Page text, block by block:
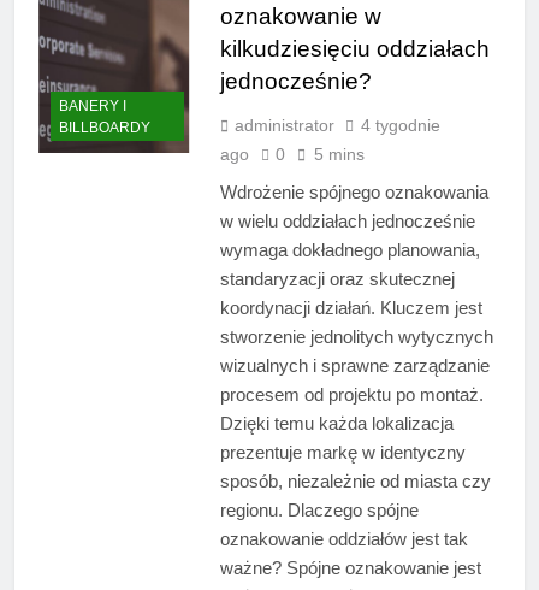
BANERY I
BILLBOARDY
oznakowanie w
kilkudziesięciu oddziałach
jednocześnie?
administrator
4 tygodnie
ago
0 5 mins
Wdrożenie spójnego oznakowania
w wielu oddziałach jednocześnie
wymaga dokładnego planowania,
standaryzacji oraz skutecznej
koordynacji działań. Kluczem jest
stworzenie jednolitych wytycznych
wizualnych i sprawne zarządzanie
procesem od projektu po montaż.
Dzięki temu każda lokalizacja
prezentuje markę w identyczny
sposób, niezależnie od miasta czy
regionu. Dlaczego spójne
oznakowanie oddziałów jest tak
ważne? Spójne oznakowanie jest